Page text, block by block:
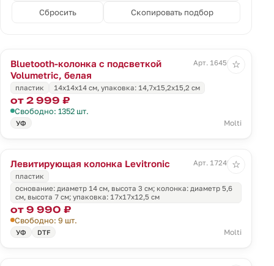
Сбросить Скопировать подбор
Bluetooth-колонка с подсветкой
Volumetric, белая
Арт. 16450.60
пластик 14x14x14 см, упаковка: 14,7x15,2x15,2 см
от 2 999 ₽
Свободно: 1352 шт.
УФ Molti
☆
Левитирующая колонка Levitronic
Арт. 17249.30
пластик
основание: диаметр 14 см, высота 3 см; колонка: диаметр 5,6
см, высота 7 см; упаковка: 17х17х12,5 см
от 9 990 ₽
Свободно: 9 шт.
УФ DTF Molti
☆